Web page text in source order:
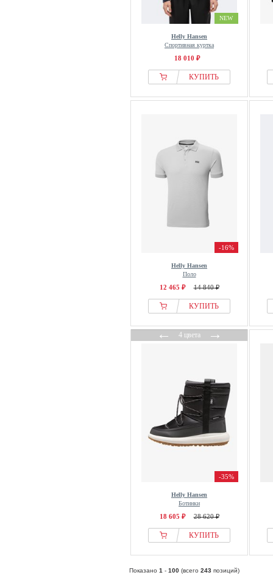
NEW
Helly Hansen
Спортивная куртка
18 010 ₽
КУПИТЬ
-16%
Helly Hansen
Поло
12 465 ₽ 14 840 ₽
КУПИТЬ
←4 цвета→
-35%
Helly Hansen
Ботинки
18 605 ₽ 28 620 ₽
КУПИТЬ
Показано 1 - 100 (всего 243 позиций)